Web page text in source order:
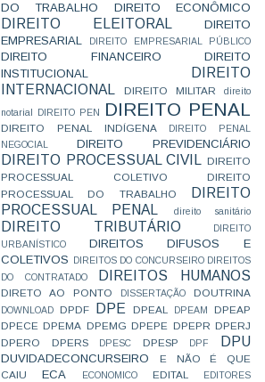
DO TRABALHO
DIREITO ECONÔMICO
DIREITO ELEITORAL
DIREITO
EMPRESARIAL
DIREITO EMPRESARIAL PÚBLICO
DIREITO FINANCEIRO
DIREITO
INSTITUCIONAL
DIREITO
INTERNACIONAL
DIREITO MILITAR direito
notarial DIREITO PEN DIREITO PENAL
DIREITO PENAL INDÍGENA
DIREITO PENAL
NEGOCIAL
DIREITO PREVIDENCIÁRIO
DIREITO PROCESSUAL CIVIL
DIREITO
PROCESSUAL COLETIVO
DIREITO
PROCESSUAL DO TRABALHO
DIREITO
PROCESSUAL PENAL
direito sanitário
DIREITO TRIBUTÁRIO
DIREITO
URBANÍSTICO
DIREITOS DIFUSOS E
COLETIVOS
DIREITOS DO CONCURSEIRO DIREITOS
DO CONTRATADO
DIREITOS HUMANOS
DIRETO AO PONTO DISSERTAÇÃO DOUTRINA
DOWNLOAD DPDF DPE DPEAL DPEAM
DPEAP
DPECE DPEMA DPEMG DPEPE DPEPR DPERJ
DPERO
DPERS DPESC DPESP DPF DPU
DUVIDADECONCURSEIRO
E NÃO É QUE
CAIU
ECA ECONOMICO EDITAL
EDITORES